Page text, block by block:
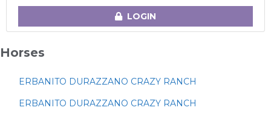
LOGIN
Horses
ERBANITO DURAZZANO CRAZY RANCH
ERBANITO DURAZZANO CRAZY RANCH